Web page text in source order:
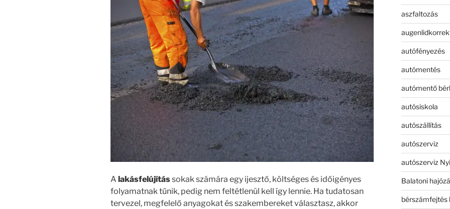
A lakásfelújítássokak számára egy ijesztő, költséges és időigényes
folyamatnak tűnik, pedig nem feltétlenül kell így lennie. Ha tudatosan
tervezel, megfelelő anyagokat és szakembereket választasz, akkor
aszfaltozás
autófényezés
autómentés
autómentő
autósiskola
autószállítás
autószerviz
autószerviz
Balatoni
bérszámfejtés